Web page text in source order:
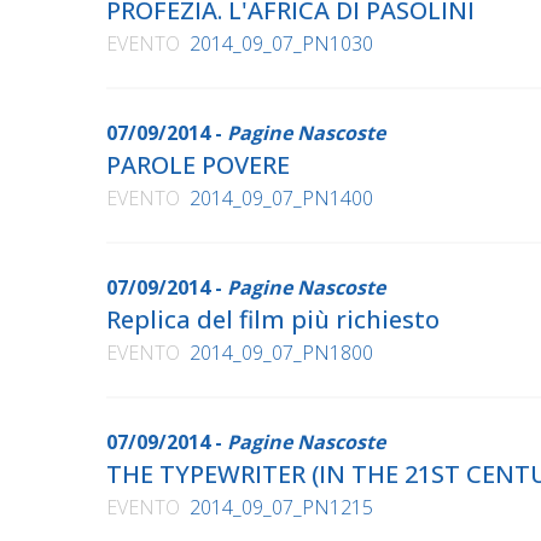
PROFEZIA. L'AFRICA DI PASOLINI
EVENTO 2014_09_07_PN1030
07/09/2014 - Pagine Nascoste
PAROLE POVERE
EVENTO 2014_09_07_PN1400
07/09/2014 - Pagine Nascoste
Replica del film più richiesto
EVENTO 2014_09_07_PN1800
07/09/2014 - Pagine Nascoste
THE TYPEWRITER (IN THE 21ST
EVENTO 2014_09_07_PN1215